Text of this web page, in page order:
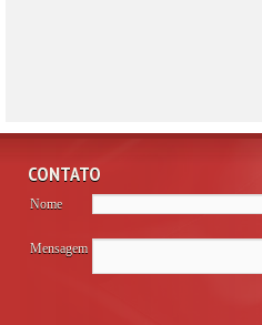
CONTATO
Nome
Mensagem